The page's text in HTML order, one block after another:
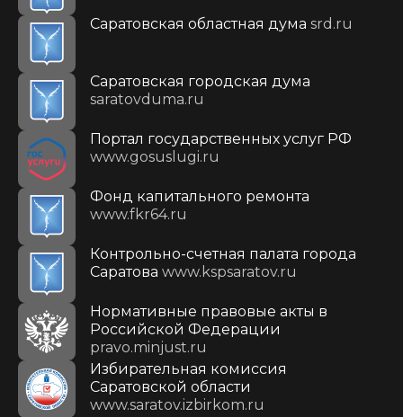
Саратовская областная дума srd.ru
Саратовская городская дума
saratovduma.ru
Портал государственных услуг РФ
www.gosuslugi.ru
Фонд капитального ремонта
www.fkr64.ru
Контрольно-счетная палата города
Саратова www.kspsaratov.ru
Нормативные правовые акты в
Российской Федерации
pravo.minjust.ru
Избирательная комиссия
Саратовской области
www.saratov.izbirkom.ru